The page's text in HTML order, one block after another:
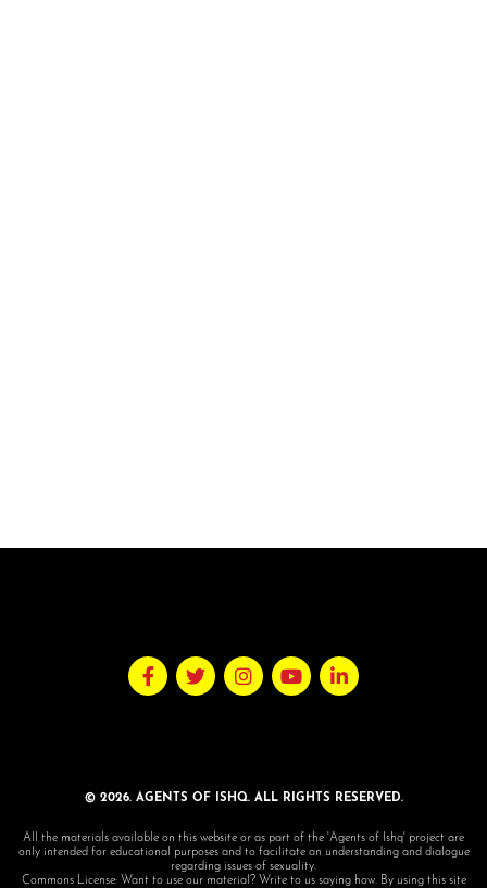
© 2026. AGENTS OF ISHQ. ALL RIGHTS RESERVED.
All the materials available on this website or as part of the 'Agents of Ishq' project are
only intended for educational purposes and to facilitate an understanding and dialogue
regarding issues of sexuality.
Commons License: Want to use our material? Write to us saying how. By using this site